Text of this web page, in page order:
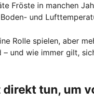
Fröste in manchen
und
Rolle spielen, aber
und wie immer gilt,
tun, um